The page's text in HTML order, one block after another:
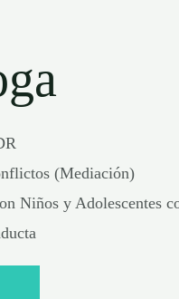
(Mediación)
Niños y Adolescentes